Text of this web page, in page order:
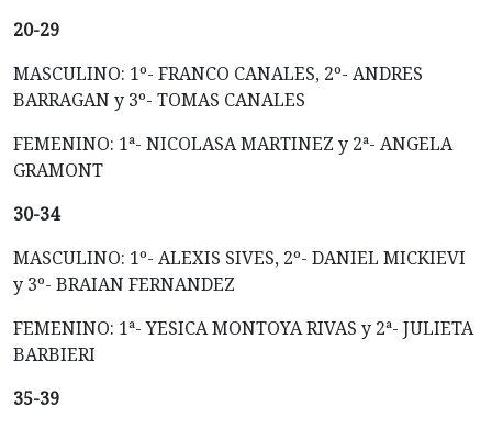
20-29
MASCULINO: 1º- FRANCO CANALES, 2º- ANDRES
BARRAGAN y 3º- TOMAS CANALES
FEMENINO: 1ª- NICOLASA MARTINEZ y 2ª- ANGELA
GRAMONT
30-34
MASCULINO: 1º- ALEXIS SIVES, 2º- DANIEL MICKIEVI
y 3º- BRAIAN FERNANDEZ
FEMENINO: 1ª- YESICA MONTOYA RIVAS y 2ª- JULIETA
BARBIERI
35-39